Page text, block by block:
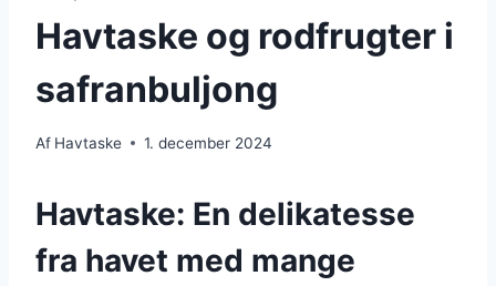
Havtaske og rodfrugter i
safranbuljong
Af Havtaske 1. december 2024
Havtaske: En delikatesse
fra havet med mange